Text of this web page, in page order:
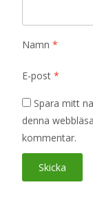
Namn *
E-post *
Spara mitt
denna
kommentar.